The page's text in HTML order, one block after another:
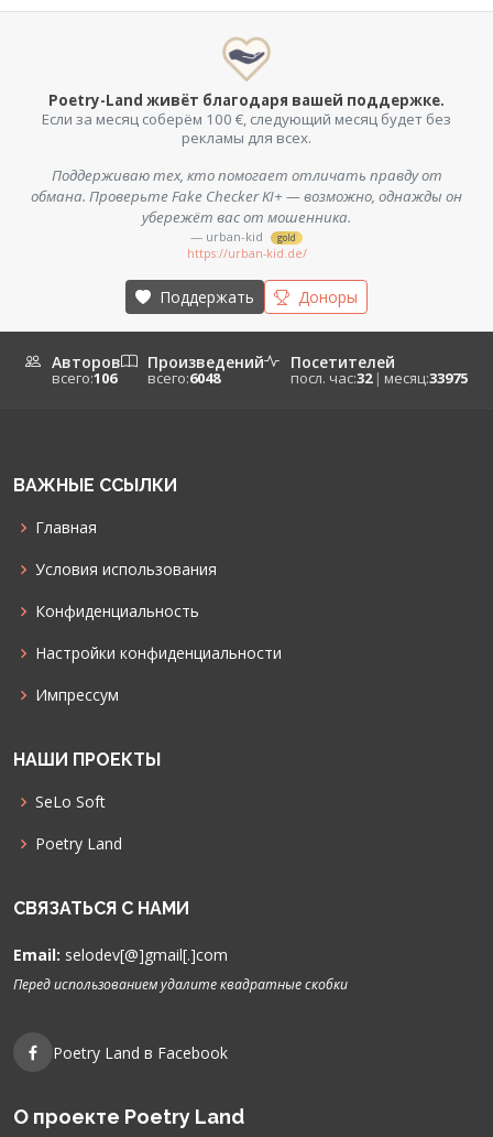
Poetry-Land живёт благодаря вашей поддержке.
Если за месяц соберём 100 €, следующий месяц будет без
рекламы для всех.
Поддерживаю тех, кто помогает отличать правду от
обмана. Проверьте Fake Checker KI+ — возможно, однажды он
убережёт вас от мошенника.
— urban-kid gold
https://urban-kid.de/
Поддержать Доноры
Авторов
всего:106
Произведений
всего:6048
Посетителей
посл. час:32 | месяц:33975
ВАЖНЫЕ ССЫЛКИ
Главная
Условия использования
Конфиденциальность
Настройки конфиденциальности
Импрессум
НАШИ ПРОЕКТЫ
SeLo Soft
Poetry Land
СВЯЗАТЬСЯ С НАМИ
Email: selodev[@]gmail[.]com
Перед использованием удалите квадратные скобки
Poetry Land в Facebook
О проекте Poetry Land